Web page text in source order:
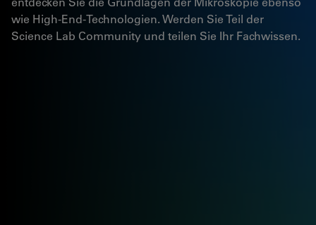
wie High-End-Technologien. Werden Sie Teil der
Science Lab Community und teilen Sie Ihr Fachwissen.